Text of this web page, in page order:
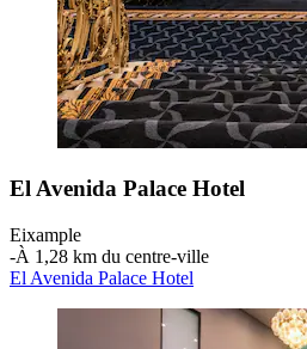
El Avenida Palace Hotel
Eixample
‐À 1,28 km du centre-ville
El Avenida Palace Hotel